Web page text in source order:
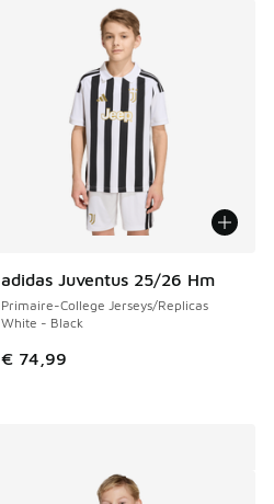
adidas Juventus 25/26 Hm
Primaire-College Jerseys/Replicas
White - Black
€ 74,99